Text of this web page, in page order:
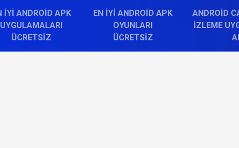
İYI ANDROID APK
UYGULAMALARI
ÜCRETSIZ
EN İYI ANDROID APK
OYUNLARI
ÜCRETSIZ
ANDROID
İZLEME